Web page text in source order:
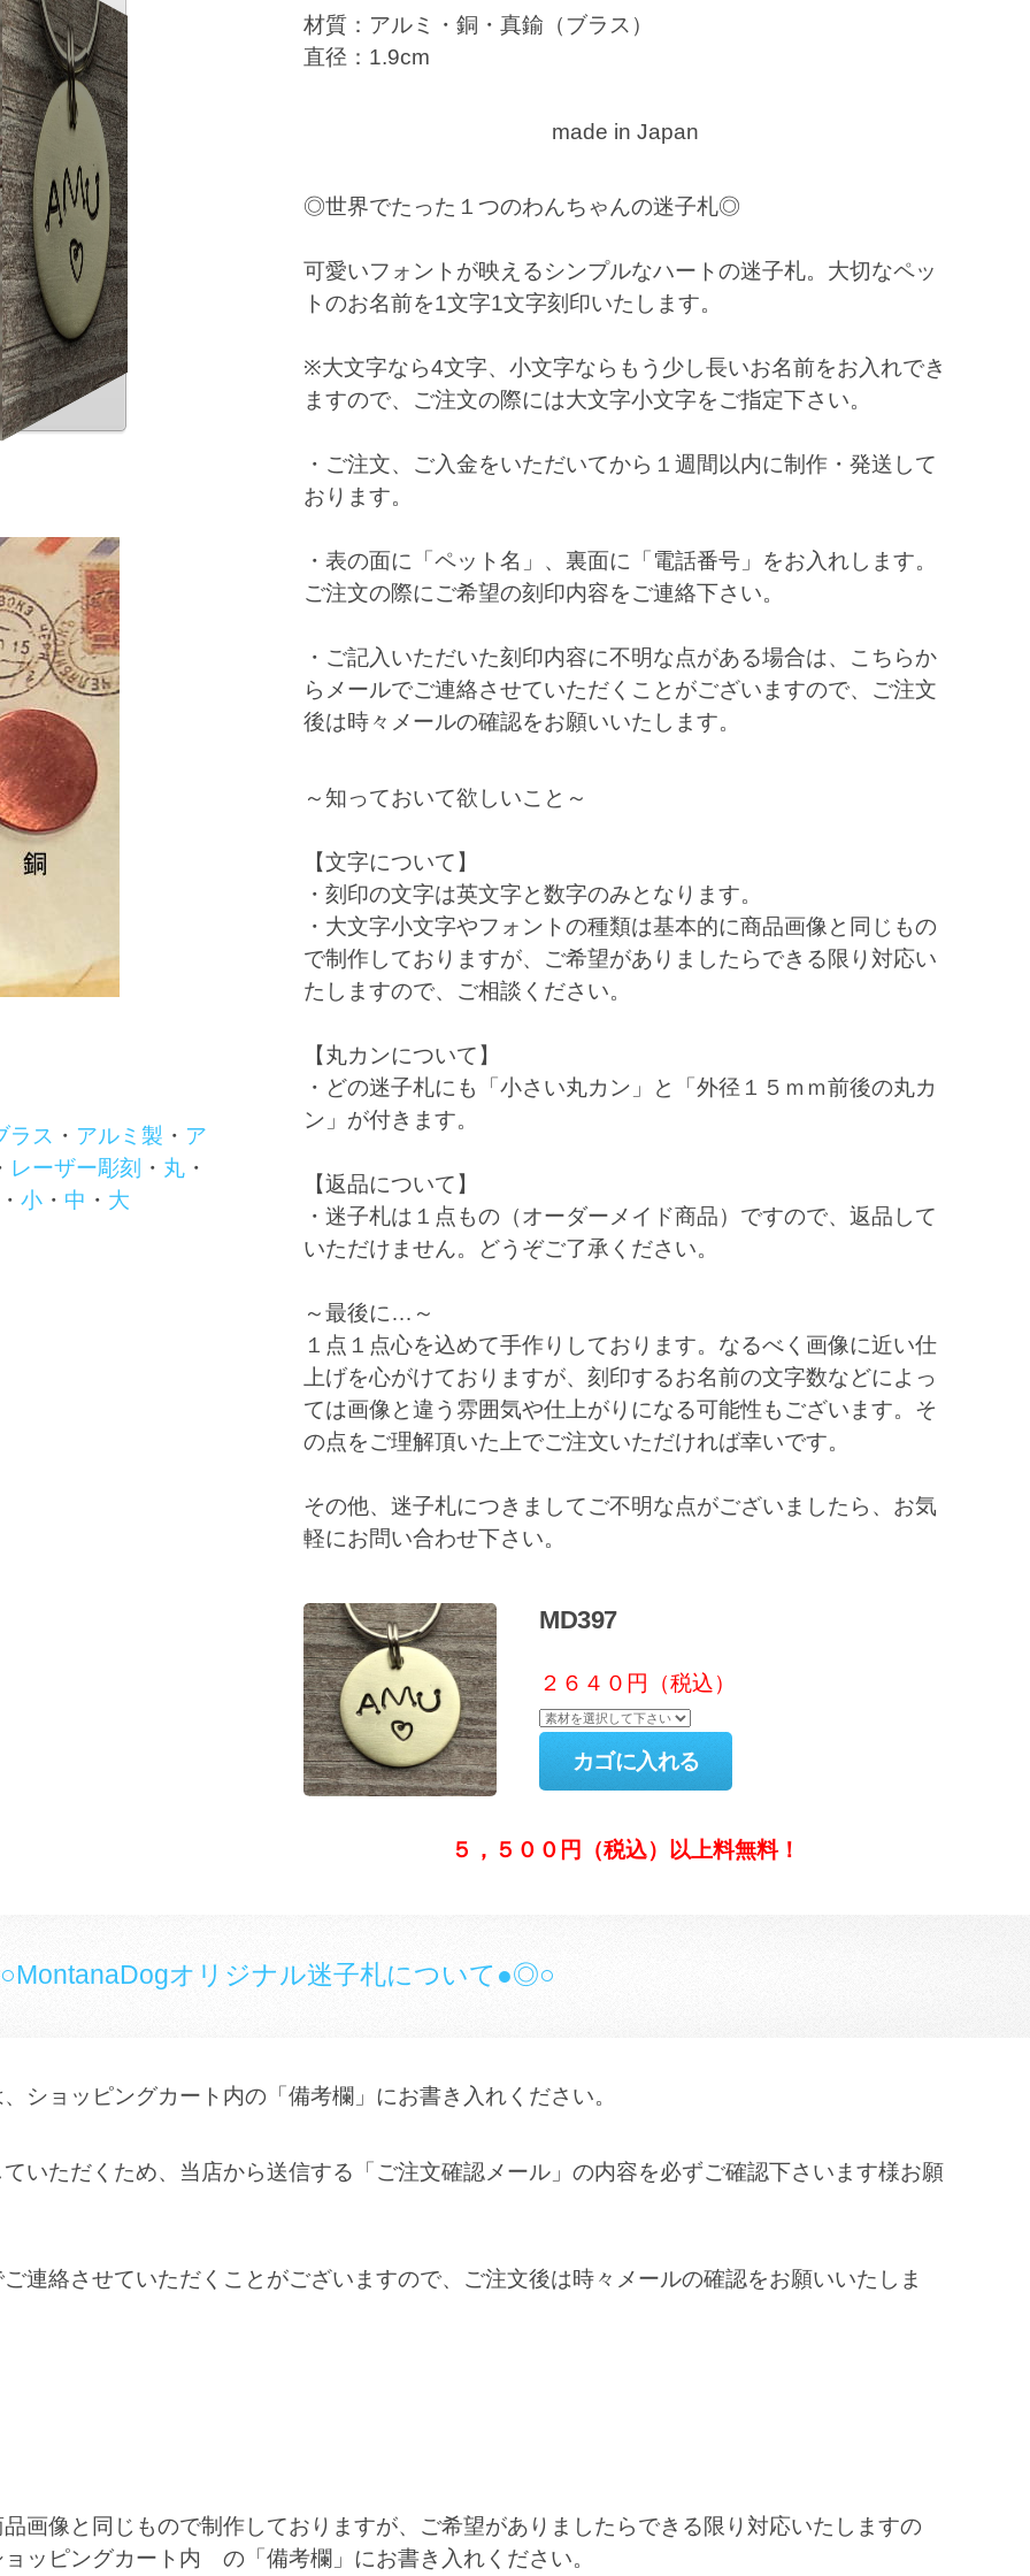
ブラス
ラス ・ アルミ製 ・ ア
レーザー彫刻 ・ 丸・
・ 小 ・ 中 ・ 大
材質：アルミ・銅・真鍮（ブラス）
直径：1.9cm
made in Japan
◎世界でたった１つのわんちゃんの迷子札◎
可愛いフォントが映えるシンプルなハートの迷子札。大切なペッ
トのお名前を1文字1文字刻印いたします。
※大文字なら4文字、小文字ならもう少し長いお名前をお入れでき
ますので、ご注文の際には大文字小文字をご指定下さい。
・ご注文、ご入金をいただいてから１週間以内に制作・発送して
おります。
・表の面に「ペット名」、裏面に「電話番号」をお入れします。
ご注文の際にご希望の刻印内容をご連絡下さい。
・ご記入いただいた刻印内容に不明な点がある場合は、こちらか
らメールでご連絡させていただくことがございますので、ご注文
後は時々メールの確認をお願いいたします。
～知っておいて欲しいこと～
【文字について】
・刻印の文字は英文字と数字のみとなります。
・大文字小文字やフォントの種類は基本的に商品画像と同じもの
で制作しておりますが、ご希望がありましたらできる限り対応い
たしますので、ご相談ください。
【丸カンについて】
・どの迷子札にも「小さい丸カン」と「外径１５ｍｍ前後の丸カ
ン」が付きます。
【返品について】
・迷子札は１点もの（オーダーメイド商品）ですので、返品して
いただけません。どうぞご了承ください。
～最後に…～
１点１点心を込めて手作りしております。なるべく画像に近い仕
上げを心がけておりますが、刻印するお名前の文字数などによっ
ては画像と違う雰囲気や仕上がりになる可能性もございます。そ
の点をご理解頂いた上でご注文いただければ幸いです。
その他、迷子札につきましてご不明な点がございましたら、お気
軽にお問い合わせ下さい。
MD397
２６４０円（税込）
５，５００円（税込）以上料無料！
オリジナル迷子札について●◎○
ショッピングカート内の「備考欄」にお書き入れください。
いただくため、当店から送信する「ご注文確認メール」の内容を必ずご確認下さいます様お願
連絡させていただくことがございますので、ご注文後は時々メールの確認をお願いいたしま
画像と同じもので制作しておりますが、ご希望がありましたらできる限り対応いたしますの
ッピングカート内 の「備考欄」にお書き入れください。